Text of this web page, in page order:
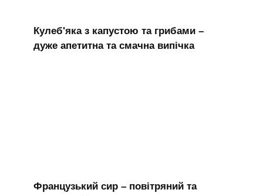
Кулеб'яка з капустою та грибами –
дуже апетитна та смачна випічка
Французький сир – повітряний та